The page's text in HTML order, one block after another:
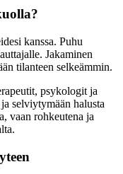
kanssa. Puhu
Jakaminen
tilanteen selkeämmin.
psykologit ja
selviytymään halusta
vaan rohkeutena ja